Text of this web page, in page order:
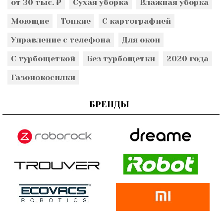
от 30 тыс. ₽
Сухая уборка
Влажная уборка
Моющие
Тонкие
С картографией
Управление с телефона
Для окон
С турбощеткой
Без турбощетки
2020 года
Газонокосилки
БРЕНДЫ